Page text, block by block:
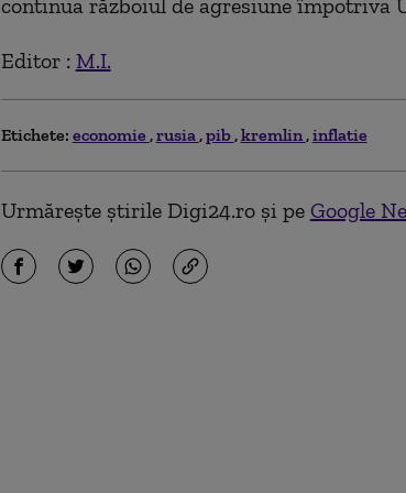
continua războiul de agresiune împotriva
Editor : M.I.
Etichete: economie rusia pib kremlin inflatie
Urmărește știrile Digi24.ro și pe Google